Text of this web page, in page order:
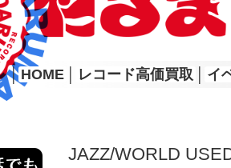
│ HOME レコード高価買取 イ
JAZZ/WORLD